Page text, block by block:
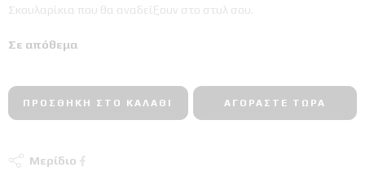
Σκουλαρίκια που θα αναδείξουν στο στυλ σου.
Σε απόθεμα
ΠΡΟΣΘΉΚΗ ΣΤΟ ΚΑΛΆΘΙ ΑΓΟΡΆΣΤΕ ΤΏΡΑ
Μερίδιο